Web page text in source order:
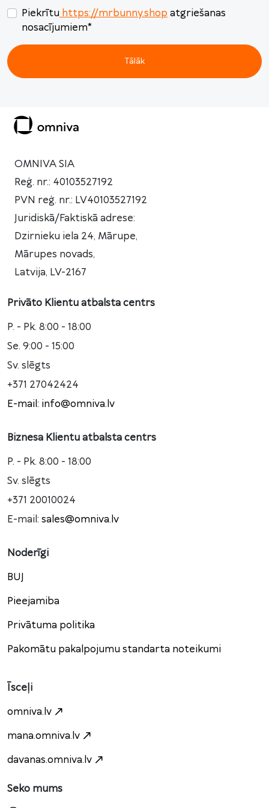
Piekrītu https://mrbunny.shop atgriešanas
nosacījumiem*
Tālāk
OMNIVA SIA
Reģ. nr.: 40103527192
PVN reģ. nr.: LV40103527192
Juridiskā/Faktiskā adrese:
Dzirnieku iela 24, Mārupe,
Mārupes novads,
Latvija, LV-2167
Privāto Klientu atbalsta centrs
P. - Pk. 8:00 - 18:00
Se. 9:00 - 15:00
Sv. slēgts
+371 27042424
E-mail: info@omniva.lv
Biznesa Klientu atbalsta centrs
P. - Pk. 8:00 - 18:00
Sv. slēgts
+371 20010024
E-mail: sales@omniva.lv
Noderīgi
BUJ
Pieejamiba
Privātuma politika
Pakomātu pakalpojumu standarta noteikumi
Īsceļi
omniva.lv
mana.omniva.lv
davanas.omniva.lv
Seko mums